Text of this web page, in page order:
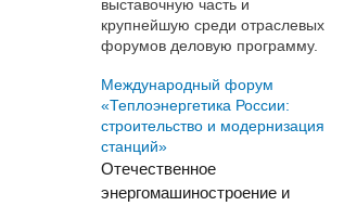
выставочную часть и
крупнейшую среди отраслевых
форумов деловую программу.
Международный форум
«Теплоэнергетика России:
строительство и модернизация
станций»
Отечественное
энергомашиностроение и